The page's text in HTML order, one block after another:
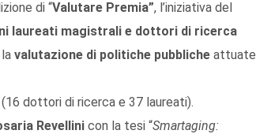
di “Valutare Premia”, l’iniziativa del
laureati magistrali e dottori di ricerca
valutazione di politiche pubbliche attuate
(16 dottori di ricerca e 37 laureati).
Revellini con la tesi “Smartaging: